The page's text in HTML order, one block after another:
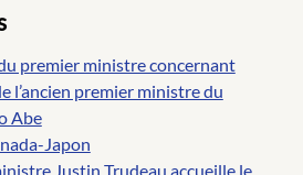
premier ministre concernant
l’ancien premier ministre du
Abe
Japon
Justin Trudeau accueille le